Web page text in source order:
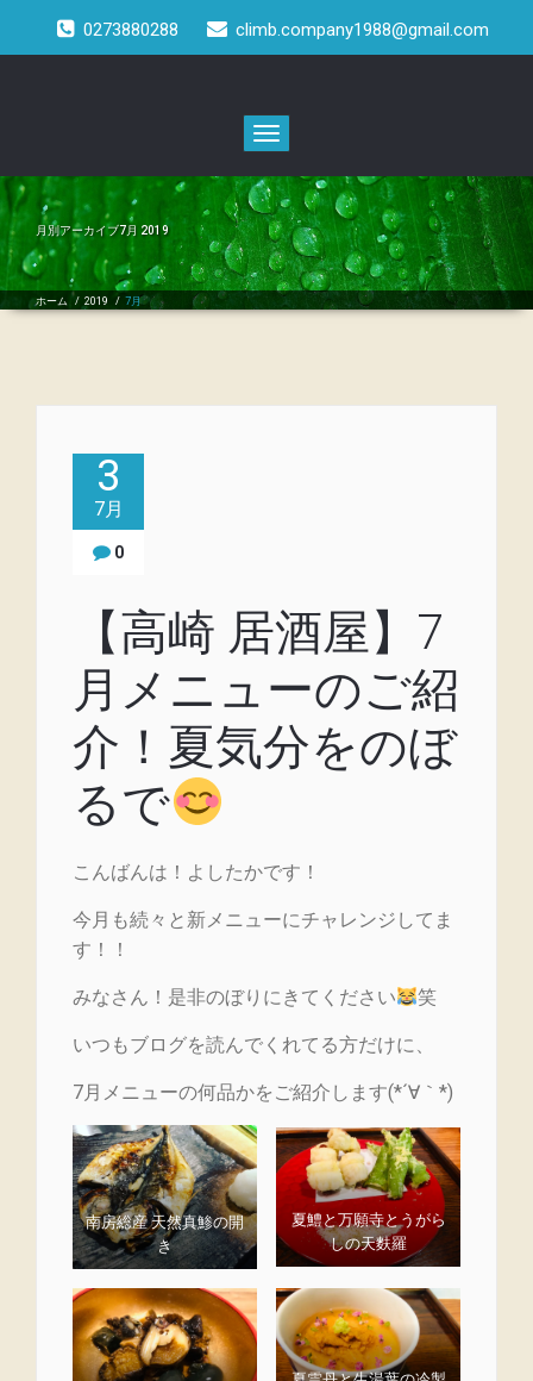
0273880288 climb.company1988@gmail.com
Toggle
navigation
月別アーカイブ7月 2019
ホーム / 2019 / 7月
3
7月
0
【高崎 居酒屋】7
月メニューのご紹
介！夏気分をのぼ
るで
こんばんは！よしたかです！
今月も続々と新メニューにチャレンジしてま
す！！
みなさん！是非のぼりにきてください 笑
いつもブログを読んでくれてる方だけに、
7月メニューの何品かをご紹介します(*´∀｀*)
南房総産 天然真鯵の開
き
夏鱧と万願寺とうがら
しの天麩羅